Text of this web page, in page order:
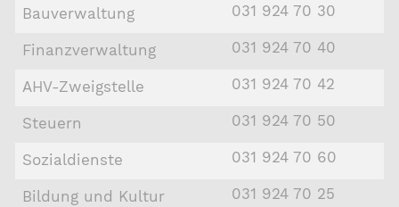
Bauverwaltung 031 924 70 30
Finanzverwaltung 031 924 70 40
AHV-Zweigstelle 031 924 70 42
Steuern 031 924 70 50
Sozialdienste 031 924 70 60
Bildung und Kultur 031 924 70 25